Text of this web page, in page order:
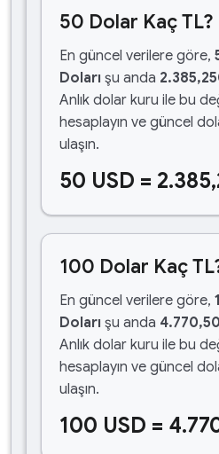
50 Dolar Kaç TL?
En güncel verilere göre,
Doları şu anda
Anlık dolar kuru ile bu
hesaplayın ve güncel
ulaşın.
50 USD =
100 Dolar Kaç
En güncel verilere göre,
Doları şu anda
Anlık dolar kuru ile bu
hesaplayın ve güncel
ulaşın.
100 USD =